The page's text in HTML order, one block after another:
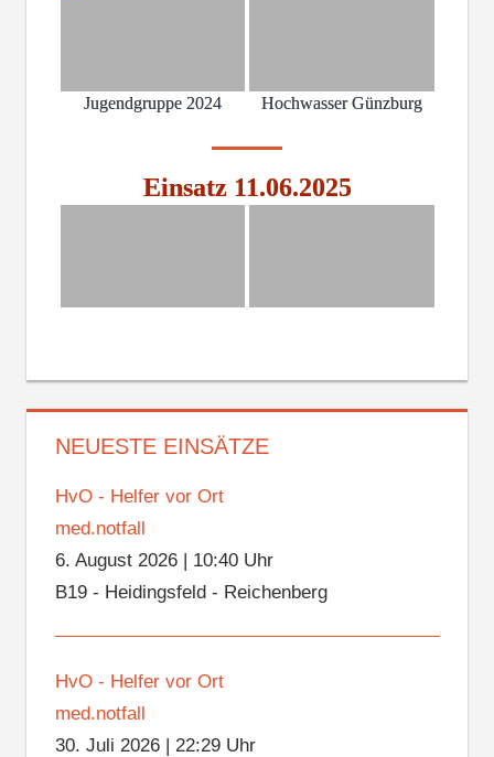
Jugendgruppe 2024 Hochwasser Günzburg
Einsatz 11.06.2025
NEUESTE EINSÄTZE
HvO - Helfer vor Ort
med.notfall
6. August 2026| 10:40 Uhr
B19 - Heidingsfeld - Reichenberg
HvO - Helfer vor Ort
med.notfall
30. Juli 2026| 22:29 Uhr